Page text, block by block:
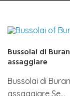
Bussolai di
assaggiare
Bussolai di
assaggiare Se…